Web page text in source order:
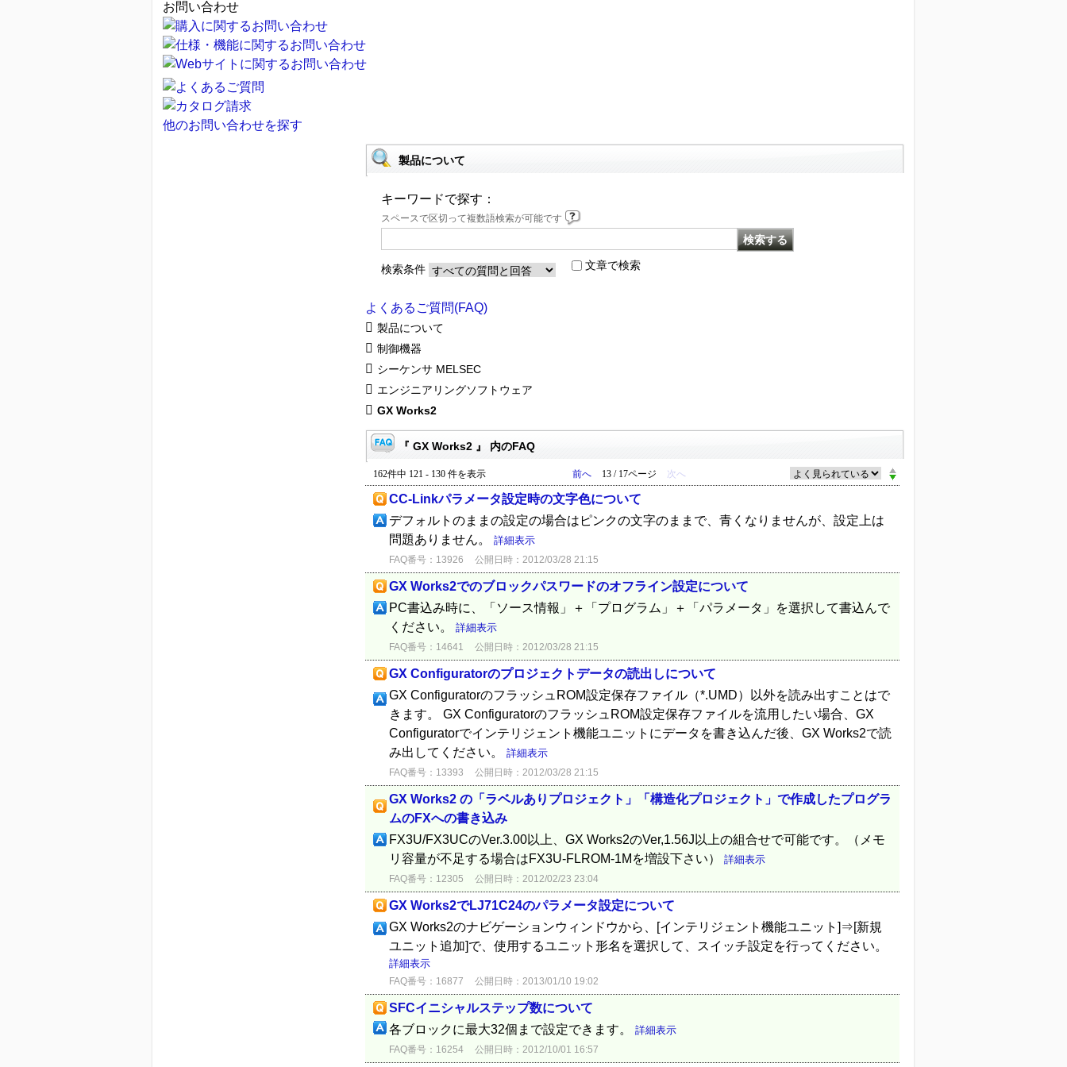
お問い合わせ
他のお問い合わせを探す
製品について
キーワードで探す：
スペースで区切って複数語検索が可能です
検索条件 文章で検索
よくあるご質問(FAQ)
製品について
制御機器
シーケンサ MELSEC
エンジニアリングソフトウェア
GX Works2
『 GX Works2 』 内のFAQ
162件中 121 - 130 件を表示 前へ 13 / 17ページ 次へ
CC-Linkパラメータ設定時の文字色について
デフォルトのままの設定の場合はピンクの文字のままで、青くなりませんが、設定上は
問題ありません。 詳細表示
FAQ番号：13926 公開日時：2012/03/28 21:15
GX Works2でのブロックパスワードのオフライン設定について
PC書込み時に、「ソース情報」＋「プログラム」＋「パラメータ」を選択して書込んで
ください。 詳細表示
FAQ番号：14641 公開日時：2012/03/28 21:15
GX Configuratorのプロジェクトデータの読出しについて
GX ConfiguratorのフラッシュROM設定保存ファイル（*.UMD）以外を読み出すことはで
きます。 GX ConfiguratorのフラッシュROM設定保存ファイルを流用したい場合、GX
Configuratorでインテリジェント機能ユニットにデータを書き込んだ後、GX Works2で読
み出してください。 詳細表示
FAQ番号：13393 公開日時：2012/03/28 21:15
GX Works2 の「ラベルありプロジェクト」「構造化プロジェクト」で作成したプログラ
ムのFXへの書き込み
FX3U/FX3UCのVer.3.00以上、GX Works2のVer,1.56J以上の組合せで可能です。（メモ
リ容量が不足する場合はFX3U-FLROM-1Mを増設下さい） 詳細表示
FAQ番号：12305 公開日時：2012/02/23 23:04
GX Works2でLJ71C24のパラメータ設定について
GX Works2のナビゲーションウィンドウから、[インテリジェント機能ユニット]⇒[新規
ユニット追加]で、使用するユニット形名を選択して、スイッチ設定を行ってください。
詳細表示
FAQ番号：16877 公開日時：2013/01/10 19:02
SFCイニシャルステップ数について
各ブロックに最大32個まで設定できます。 詳細表示
FAQ番号：16254 公開日時：2012/10/01 16:57